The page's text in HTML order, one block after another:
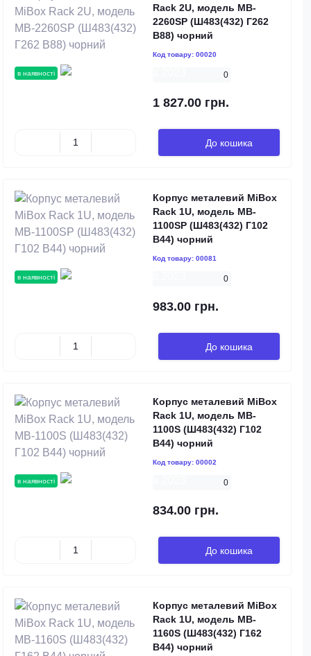
в наявності
Rack 2U, модель MB-
2260SP (Ш483(432) Г262
В88) чорний
Код товару: 00020
0
1 827.00 грн.
До кошика
в наявності
Корпус металевий MiBox
Rack 1U, модель MB-
1100SP (Ш483(432) Г102
В44) чорний
Код товару: 00081
0
983.00 грн.
До кошика
в наявності
Корпус металевий MiBox
Rack 1U, модель MB-
1100S (Ш483(432) Г102
В44) чорний
Код товару: 00002
0
834.00 грн.
До кошика
Корпус металевий MiBox
Rack 1U, модель MB-
1160S (Ш483(432) Г162
В44) чорний